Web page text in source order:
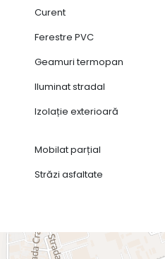
Curent
Ferestre PVC
Geamuri termopan
Iluminat stradal
Izolație exterioară
Mobilat parțial
Străzi asfaltate